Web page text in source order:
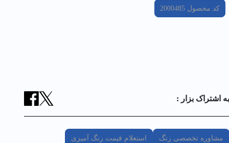
کد محصول2000485
به اشتراک بزار :
مشاوره تخصصی رنگ استعلام قیمت رنگ آمیزی